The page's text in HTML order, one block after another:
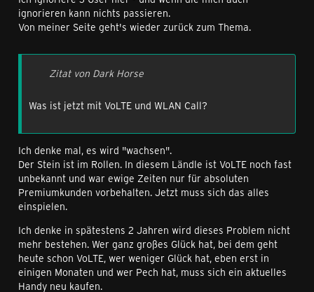
ignorieren kann nichts passieren.
Von meiner Seite geht's wieder zurück zum Thema.
Zitat von Dark Horse
Was ist jetzt mit VoLTE und WLAN Call?
Ich denke mal, es wird "wachsen".
Der Stein ist im Rollen. In diesem Ländle ist VoLTE noch fast
unbekannt und war ewige Zeiten nur für absoluten
Premiumkunden vorbehalten. Jetzt muss sich das alles
einspielen.
Ich denke in spätestens 2 Jahren wird dieses Problem nicht
mehr bestehen. Wer ganz großes Glück hat, bei dem geht
heute schon VoLTE, wer weniger Glück hat, eben erst in
einigen Monaten und wer Pech hat, muss sich ein aktuelles
Handy neu kaufen.